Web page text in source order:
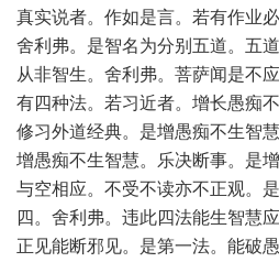
真实说者。作如是言。若有作业
舍利弗。是智名为分别五道。五
从非智生。舍利弗。菩萨闻是不
有四种法。若习近者。增长愚痴
修习外道经典。是增愚痴不生智
增愚痴不生智慧。乐决断事。是
与空相应。不受不读亦不正观。
四。舍利弗。违此四法能生智慧
正见能断邪见。是第一法。能破